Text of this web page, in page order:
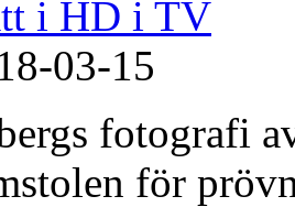
i HD i TV
03-15
fotografi
för